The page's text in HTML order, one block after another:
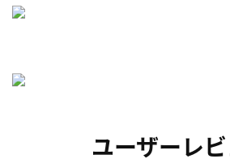
ユーザーレ